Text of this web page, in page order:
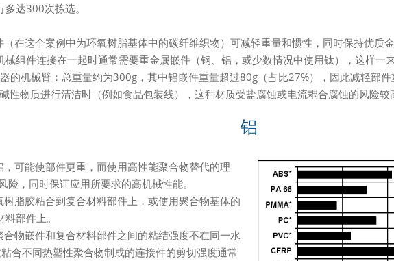
达300次拣选。
这个案例中为环氧树脂基体中的碳纤维织物）可减轻重量和惯性，同时保持优质
组件连接在一起时通常需要重金属嵌件（钢、铝，或少数情况中使用钛），这样一
机械臂：总重量约为300g，其中铝嵌件重量超过80g（占比27%），因此减轻部件
性物质进行清洁时（例如食品包装线），这种材质受盐腐蚀或电流耦合腐蚀的风险较
铝
可能使部件更重，而使用高性能聚合物替代的理
，同时保证应用所要求的高机械性能。
脂胶粘合到复合材料部件上，或使用聚合物基体的
部件上。
物嵌件和复合材料部件之间的粘结强度不在同一水
合不同热塑性聚合物制成的连接件的剪切强度通常